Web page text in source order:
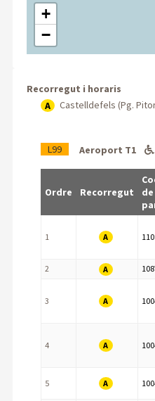
+
−
Recorregut i horaris
A
Castelldefels (Pg.
L99 Aeroport T1
Ordre Recorregut
de
1 A
2 A
3 A
4 A
5 A